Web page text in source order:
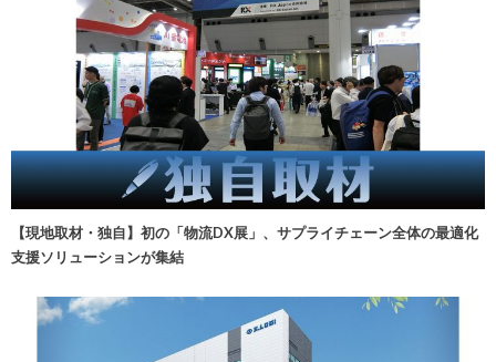
【現地取材・独自】初の「物流DX展」、サプライチェーン全体の最適化
支援ソリューションが集結